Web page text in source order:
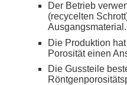
Der Betrieb
(recycelten
Ausgangsmaterial.
Die Produktion
Porosität einen
Die Gussteile